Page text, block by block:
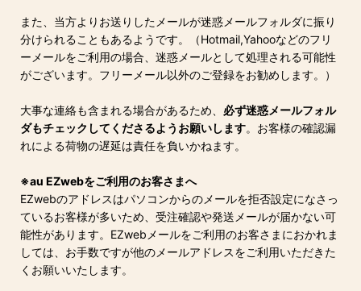
また、当方よりお送りしたメールが迷惑メールフォルダに振り
分けられることもあるようです。（Hotmail,Yahooなどのフリ
ーメールをご利用の場合、迷惑メールとして処理される可能性
がございます。フリーメール以外のご登録をお勧めします。）
大事な連絡も含まれる場合があるため、 必ず迷惑メールフォル
ダもチェックしてくださるようお願いします。お客様の確認漏
れによる荷物の遅延は責任を負いかねます。
※au EZwebをご利用のお客さまへ
EZwebのアドレスはパソコンからのメールを拒否設定になさっ
ているお客様が多いため、受注確認や発送メールが届かない可
能性があります。EZwebメールをご利用のお客さまにおかれま
しては、お手数ですが他のメールアドレスをご利用いただきた
くお願いいたします。